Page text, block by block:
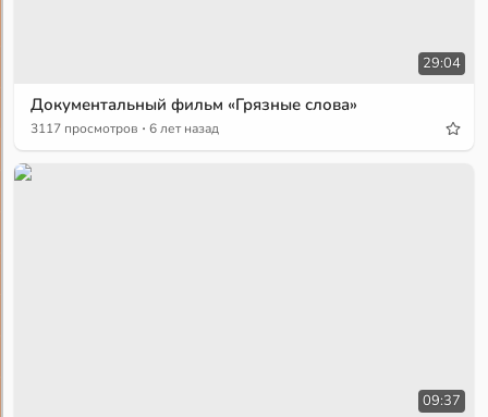
29:04
Документальный фильм «Грязные слова»
3117 просмотров · 6 лет назад
09:37